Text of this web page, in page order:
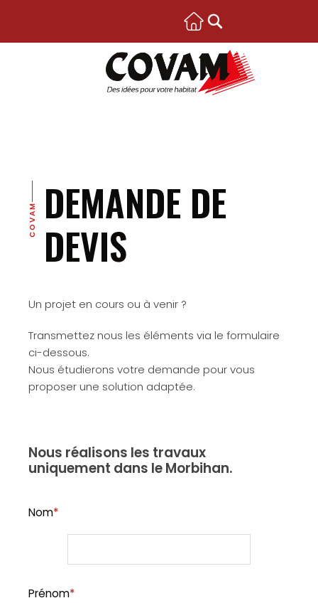
COVAM DEMANDE DE
DEVIS
Un projet en cours ou à venir ?
Transmettez nous les éléments via le formulaire
ci-dessous.
Nous étudierons votre demande pour vous
proposer une solution adaptée.
Nous réalisons les travaux
uniquement dans le Morbihan.
Nom*
Prénom*